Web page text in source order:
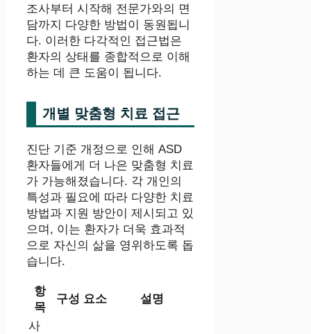
조사부터 시작해 전문가와의 면
담까지 다양한 방법이 동원됩니
다. 이러한 다각적인 접근법은
환자의 상태를 종합적으로 이해
하는 데 큰 도움이 됩니다.
개별 맞춤형 치료 접근
진단 기준 개정으로 인해 ASD
환자들에게 더 나은 맞춤형 치료
가 가능해졌습니다. 각 개인의
특성과 필요에 따라 다양한 치료
방법과 지원 방안이 제시되고 있
으며, 이는 환자가 더욱 효과적
으로 자신의 삶을 영위하도록 돕
습니다.
항
목
구성 요소 설명
사